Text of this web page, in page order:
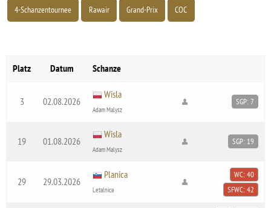
4-Schanzentournee Rawair Grand-Prix COC
Platz Datum Schanze
3 02.08.2026
Wisla
Adam Malysz
SGP: 7
19 01.08.2026
Wisla
Adam Malysz
SGP: 19
29 29.03.2026
Planica
Letalnica
WC: 40
SFWC: 42